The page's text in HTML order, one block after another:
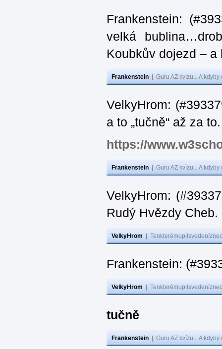
Frankenstein:
velká
Koubkův dojezd –
Frankenstein Guru AZ kvízu... A
VelkyHrom:
a to „tučně“ až za
https://
Frankenstein Guru AZ kvízu... A
VelkyHrom:
Rudý Hvězdy Cheb.
VelkyHrom
Frankenstein:
VelkyHrom
tučně
Frankenstein Guru AZ kvízu... A